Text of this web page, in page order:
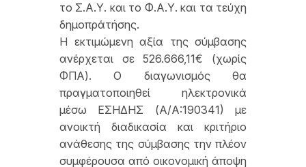
το Σ.Α.Υ. και το Φ.Α.Υ. και τα τεύχη
δημοπράτήσης.
Η εκτιμώμενη αξία της σύμβασης
ανέρχεται σε 526.666,11€ (χωρίς
ΦΠΑ). Ο διαγωνισμός θα
πραγματοποιηθεί ηλεκτρονικά
μέσω ΕΣΗΔΗΣ (Α/Α:190341) με
ανοικτή διαδικασία και κριτήριο
ανάθεσης της σύμβασης την πλέον
συμφέρουσα από οικονομική άποψη